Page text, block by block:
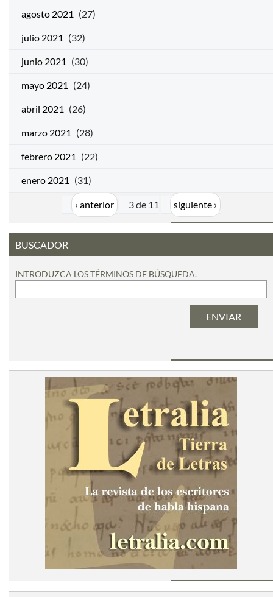
agosto 2021 (27)
julio 2021 (32)
junio 2021 (30)
mayo 2021 (24)
abril 2021 (26)
marzo 2021 (28)
febrero 2021 (22)
enero 2021 (31)
‹ anterior 3 de 11 siguiente ›
BUSCADOR
INTRODUZCA LOS TÉRMINOS DE BÚSQUEDA.